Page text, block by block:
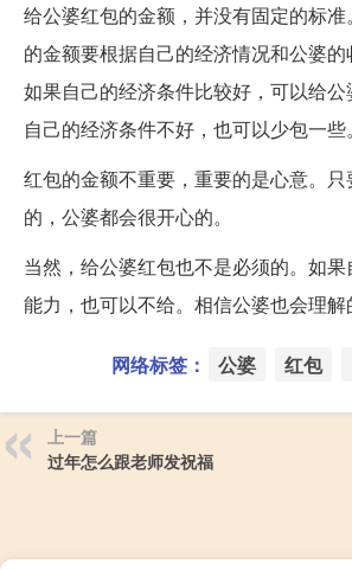
给公婆红包的金额，并没有固定的标
的金额要根据自己的经济情况和公婆的
如果自己的经济条件比较好，可以给
自己的经济条件不好，也可以少包一些。
红包的金额不重要，重要的是心意。
的，公婆都会很开心的。
当然，给公婆红包也不是必须的。如
能力，也可以不给。相信公婆也会理解
网络标签： 公婆 红包
上一篇
过年怎么跟老师发祝福